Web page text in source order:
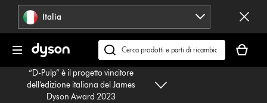
navigazione Italia
Cerca
su
dyson.it
carrello
è
“D-Pulp” è il progetto vincitore
dell’edizione italiana del James
Dyson Award 2023